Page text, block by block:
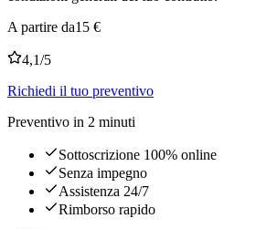
A partire da15 €
4,1/5
Richiedi il tuo preventivo
Preventivo in 2 minuti
Sottoscrizione 100% online
Senza impegno
Assistenza 24/7
Rimborso rapido